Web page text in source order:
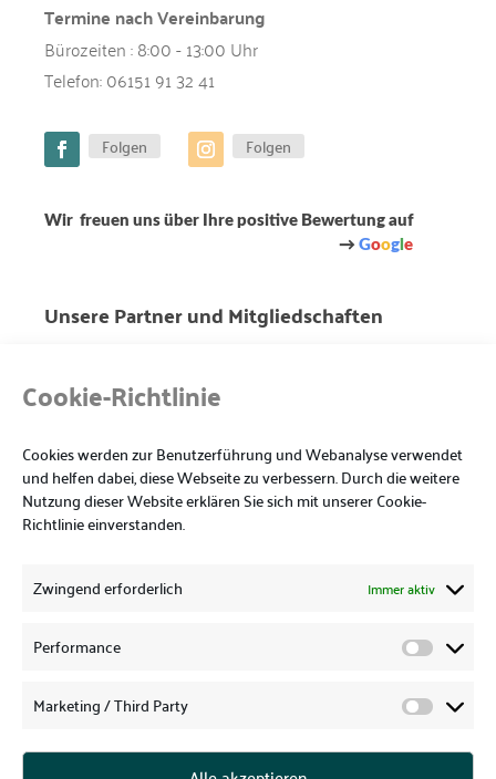
Cookie-Richtlinie
Cookies werden zur Benutzerführung und Webanalyse verwendet
und helfen dabei, diese Webseite zu verbessern. Durch die weitere
Nutzung dieser Website erklären Sie sich mit unserer Cookie-
Richtlinie einverstanden.
Zwingend erforderlich Immer aktiv
Performance
Marketing / Third Party
Termine nach Vereinbarung
Bürozeiten : 8:00 - 13:00 Uhr
Telefon:06151 91 32 41
Folgen Folgen
Wir freuen uns über Ihre positive Bewertung auf
→ Goog e
Unsere Partner und Mitgliedschaften
Berufshaftpflichtversicherung bei der VSW abgeschlossen!